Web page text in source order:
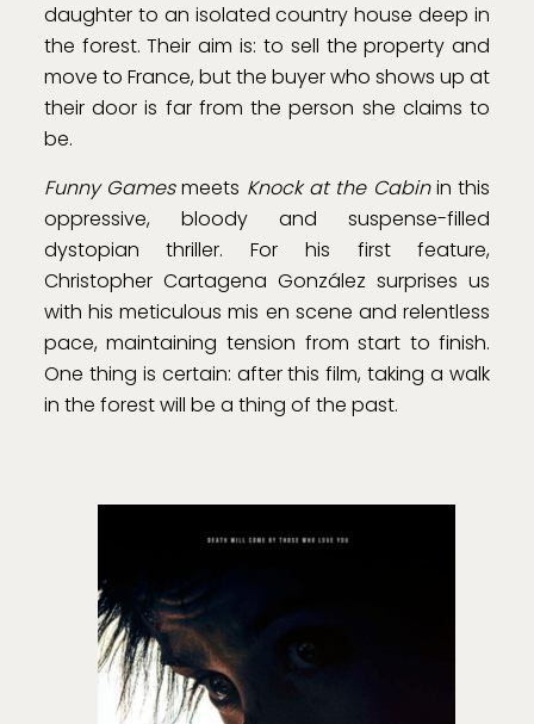
daughter to an isolated country house deep in
the forest. Their aim is: to sell the property and
move to France, but the buyer who shows up at
their door is far from the person she claims to
be.
Funny Gamesmeets Knock at the Cabinin this
oppressive, bloody and suspense-filled
dystopian thriller. For his first feature,
Christopher Cartagena González surprises us
with his meticulous mis en scene and relentless
pace, maintaining tension from start to finish.
One thing is certain: after this film, taking a walk
in the forest will be a thing of the past.